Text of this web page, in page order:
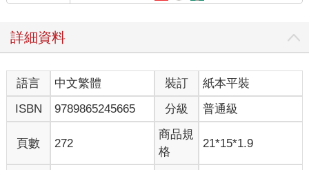
好。）
重要的是擁有那種異能的人本身，以及新和族人的職責……還有
夙願。
新並不在意齋森美世這個個體如何，頂多只希望她的個性不要太
難纏，所以才特地來到這裡確認。
詳細資料
語言 中文繁體 裝訂
紙本平裝
ISBN
9789865245665 分級 普通級
頁數 272
商品規
格
21*15*1.9